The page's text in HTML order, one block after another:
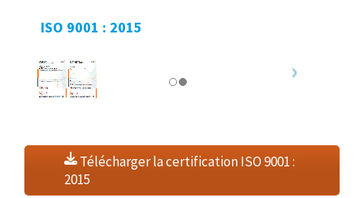
ISO 9001 : 2015
Télécharger la certification ISO 9001 :
2015